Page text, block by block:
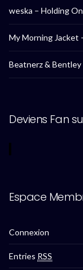
weska – Holding On
My Morning Jacket
Beatnerz & Bentley
Deviens Fan
Espace
Connexion
Entries RSS